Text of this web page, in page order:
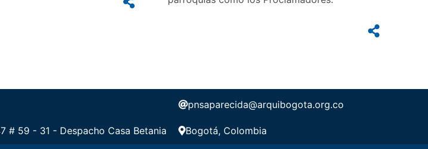
pnsaparecida@arquibogota.org.co
# 59 - 31 - Despacho Casa Betania Bogotá, Colombia